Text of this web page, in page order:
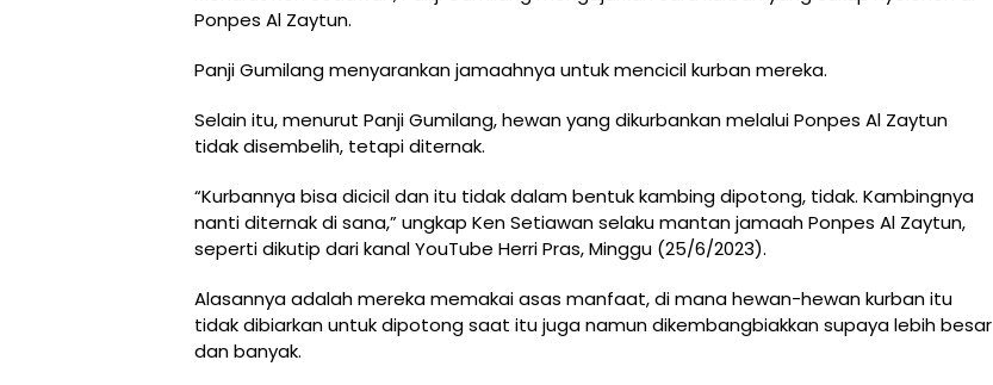
Ponpes Al Zaytun.
Panji Gumilang menyarankan jamaahnya untuk mencicil kurban mereka.
Selain itu, menurut Panji Gumilang, hewan yang dikurbankan melalui Ponpes Al Zaytun
tidak disembelih, tetapi diternak.
“Kurbannya bisa dicicil dan itu tidak dalam bentuk kambing dipotong, tidak. Kambingnya
nanti diternak di sana,” ungkap Ken Setiawan selaku mantan jamaah Ponpes Al Zaytun,
seperti dikutip dari kanal YouTube Herri Pras, Minggu (25/6/2023).
Alasannya adalah mereka memakai asas manfaat, di mana hewan-hewan kurban itu
tidak dibiarkan untuk dipotong saat itu juga namun dikembangbiakkan supaya lebih besar
dan banyak.